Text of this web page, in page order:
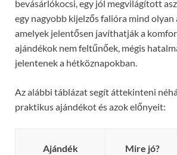
bevásárlókocsi, egy jól megvilágított
egy nagyobb kijelzős falióra mind olyan
amelyek jelentősen javíthatják a
ajándékok nem feltűnőek, mégis
jelentenek a hétköznapokban.
Az alábbi táblázat segít áttekinteni
praktikus ajándékot és azok előnyeit:
Ajándék Mire jó?